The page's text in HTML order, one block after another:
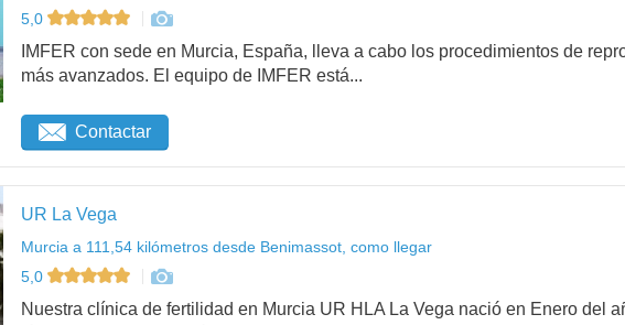
5,0
IMFER con sede en Murcia, España, lleva a cabo los procedimientos de
más avanzados. El equipo de IMFER está...
Contactar
UR La Vega
Murcia a 111,54 kilómetros desde Benimassot, como llegar
5,0
Nuestra clínica de fertilidad en Murcia UR HLA La Vega nació en Enero del